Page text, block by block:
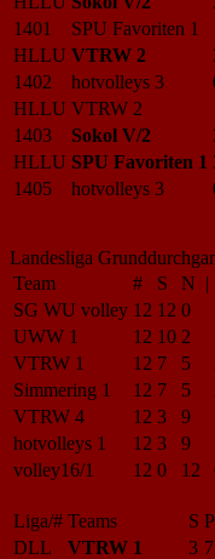
1401
SPU Favoriten 1
HLLU VTRW 2
1402
hotvolleys 3
HLLU VTRW 2
1403
Sokol V/2
HLLU SPU Favoriten 1
1405
hotvolleys 3
Landesliga
Team
# S N |
SG WU volley 12 12 0
UWW 1
12 10 2
VTRW 1
12 7 5
Simmering 1
12 7 5
VTRW 4
12 3 9
hotvolleys 1
12 3 9
volley16/1
12 0 12
Liga/# Teams S P
DLL
VTRW 1 3